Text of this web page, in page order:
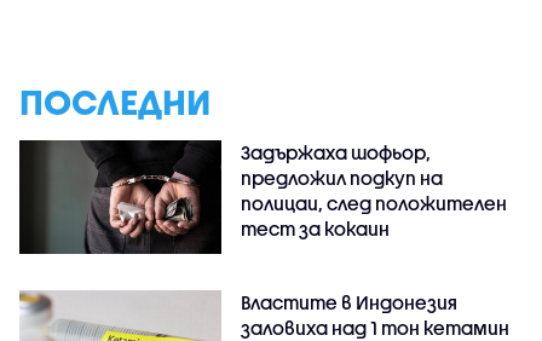
ПОСЛЕДНИ
Задържаха шофьор,
предложил подкуп на
полицаи, след положителен
тест за кокаин
Властите в Индонезия
заловиха над 1 тон кетамин